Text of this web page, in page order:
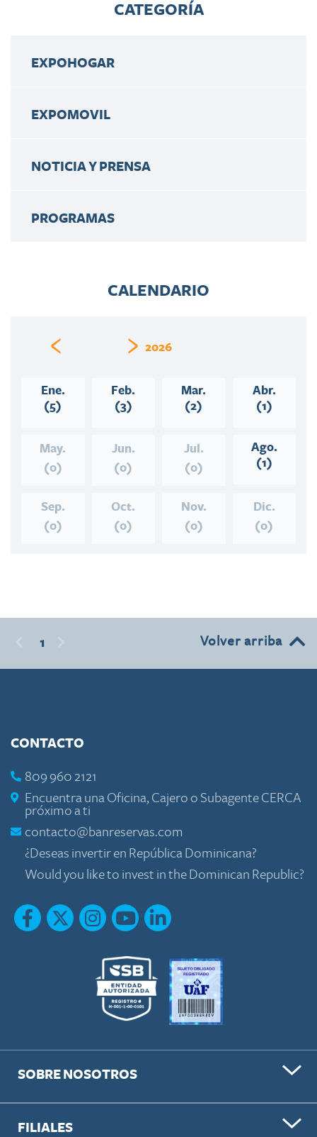
CATEGORÍA
EXPOHOGAR
EXPOMOVIL
NOTICIA Y PRENSA
PROGRAMAS
CALENDARIO
2026
Ene.
(5)
Feb.
(3)
Mar.
(2)
Abr.
(1)
May.
(0)
Jun.
(0)
Jul.
(0)
Ago.
(1)
Sep.
(0)
Oct.
(0)
Nov.
(0)
Dic.
(0)
‹ ›
1 Volver arriba
CONTACTO
809 960 2121
Encuentra una Oficina, Cajero o Subagente CERCA
próximo a ti
contacto@banreservas.com
¿Deseas invertir en República Dominicana?
Would you like to invest in the Dominican Republic?
SOBRE NOSOTROS
FILIALES